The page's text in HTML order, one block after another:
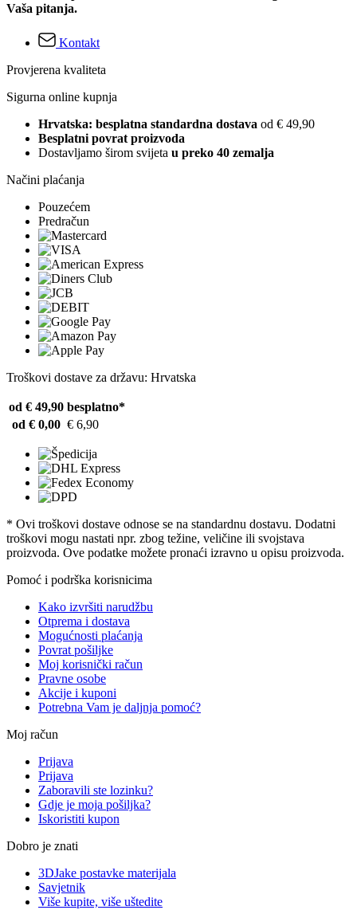
Vaša pitanja.
Kontakt
Provjerena kvaliteta
Sigurna online kupnja
Hrvatska: besplatna standardna dostava od € 49,90
Besplatni povrat proizvoda
Dostavljamo širom svijeta u preko 40 zemalja
Načini plaćanja
Pouzećem
Predračun
Troškovi dostave za državu: Hrvatska
od € 49,90 besplatno*
od € 0,00 € 6,90
* Ovi troškovi dostave odnose se na standardnu ​​dostavu. Dodatni
troškovi mogu nastati npr. zbog težine, veličine ili svojstava
proizvoda. Ove podatke možete pronaći izravno u opisu proizvoda.
Pomoć i podrška korisnicima
Kako izvršiti narudžbu
Otprema i dostava
Mogućnosti plaćanja
Povrat pošiljke
Moj korisnički račun
Pravne osobe
Akcije i kuponi
Potrebna Vam je daljnja pomoć?
Moj račun
Prijava
Prijava
Zaboravili ste lozinku?
Gdje je moja pošiljka?
Iskoristiti kupon
Dobro je znati
3DJake postavke materijala
Savjetnik
Više kupite, više uštedite